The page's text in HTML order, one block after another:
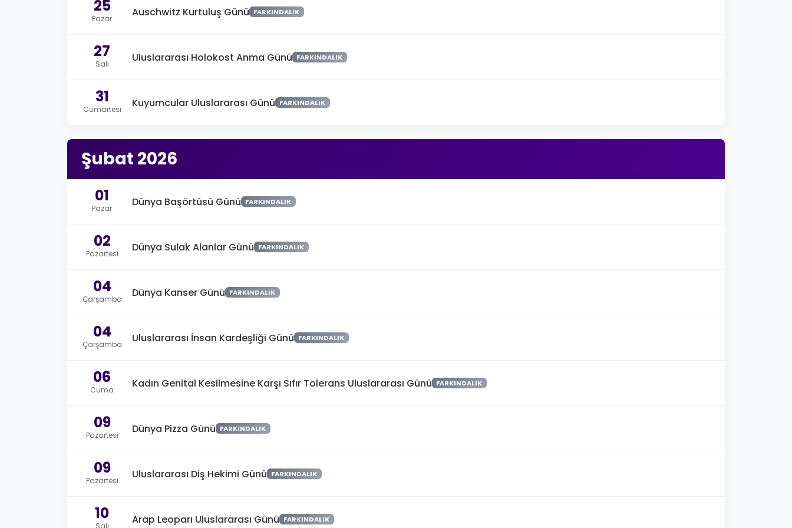
25
Pazar Auschwitz Kurtuluş Günü FARKINDALIK
27
Salı Uluslararası Holokost Anma Günü FARKINDALIK
31
Cumartesi Kuyumcular Uluslararası Günü FARKINDALIK
Şubat 2026
01
Pazar Dünya Başörtüsü Günü FARKINDALIK
02
Pazartesi Dünya Sulak Alanlar Günü FARKINDALIK
04
Çarşamba Dünya Kanser Günü FARKINDALIK
04
Çarşamba Uluslararası İnsan Kardeşliği Günü FARKINDALIK
06
Cuma Kadın Genital Kesilmesine Karşı Sıfır Tolerans Uluslararası Günü FARKINDALIK
09
Pazartesi Dünya Pizza Günü FARKINDALIK
09
Pazartesi Uluslararası Diş Hekimi Günü FARKINDALIK
10
Salı Arap Leoparı Uluslararası Günü FARKINDALIK